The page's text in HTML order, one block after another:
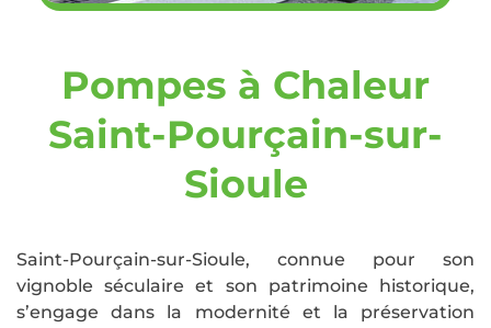
Pompes à Chaleur
Saint-Pourçain-sur-
Sioule
Saint-Pourçain-sur-Sioule, connue pour son
vignoble séculaire et son patrimoine historique,
s’engage dans la modernité et la préservation